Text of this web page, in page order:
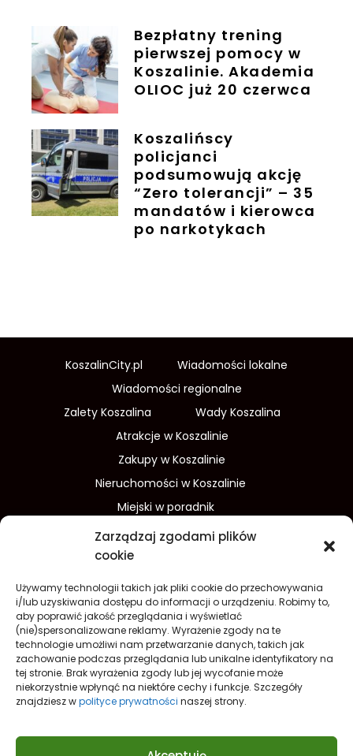
Zarządzaj zgodami plików
cookie
Używamy technologii takich jak pliki cookie do przechowywania
i/lub uzyskiwania dostępu do informacji o urządzeniu. Robimy to,
aby poprawić jakość przeglądania i wyświetlać
(nie)spersonalizowane reklamy. Wyrażenie zgody na te
technologie umożliwi nam przetwarzanie danych, takich jak
zachowanie podczas przeglądania lub unikalne identyfikatory na
tej stronie. Brak wyrażenia zgody lub jej wycofanie może
niekorzystnie wpłynąć na niektóre cechy i funkcje. Szczegóły
znajdziesz wpolityce prywatności naszej strony.
Bezpłatny trening
pierwszej pomocy w
Koszalinie. Akademia
OLIOC już 20 czerwca
Koszalińscy
policjanci
podsumowują akcję
“Zero tolerancji” – 35
mandatów i kierowca
po narkotykach
KoszalinCity.pl
Wiadomości lokalne
Wiadomości regionalne
Zalety Koszalina
Wady Koszalina
Atrakcje w Koszalinie
Zakupy w Koszalinie
Nieruchomości w Koszalinie
Miejski w poradnik
Wydarzenia w Koszalinie
Sport w Koszalinie
Finanse i inwestycje
Dom i ogród
Turystyka
Lifestyle
O nas
Redakcja
Reklama
Kontakt
Prywatność
Polityka prywatności Cookies (EU)